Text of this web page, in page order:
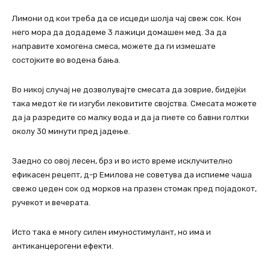
Лимони од кои треба да се исцеди шолја чај свеж сок. Кон
него мора да додадеме 3 лажици домашен мед. За да
направите хомогена смеса, можете да ги измешате
состојките во водена бања.
Во никој случај не дозволувајте смесата да зоврие, бидејќи
така медот ќе ги изгуби лековитите својства. Смесата можете
да ја разредите со малку вода и да ја пиете со бавни голтки
околу 30 минути пред јадење.
Заедно со овој лесен, брз и во исто време исклучително
ефикасен рецепт, д-р Емилова не советува да испиеме чаша
свежо цеден сок од морков на празен стомак пред појадокот,
ручекот и вечерата.
Исто така е многу силен имуностимулант, но има и
антиканцерогени ефекти.